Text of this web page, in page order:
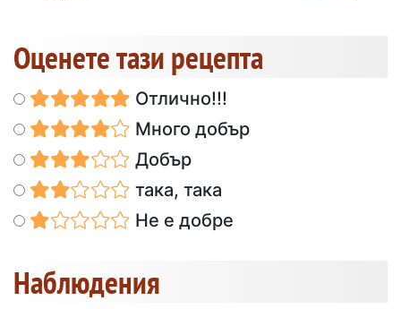
Оценете тази рецепта
Отлично!!!
Много добър
Добър
така, така
Не е добре
Наблюдения